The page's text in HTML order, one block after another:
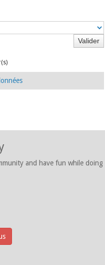
and have fun while doing